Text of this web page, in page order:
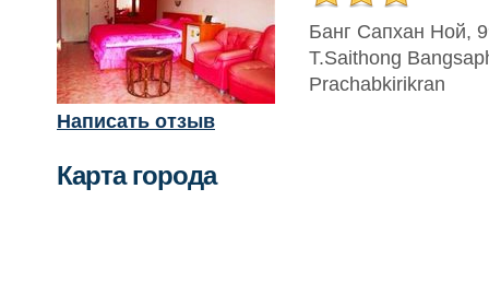
Банг Сапхан Ной,
T.Saithong
Prachabkirikran
Написать отзыв
Карта города